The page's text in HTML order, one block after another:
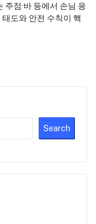
Search
점·바 등에서 손님 응
도와 안전 수칙이 핵